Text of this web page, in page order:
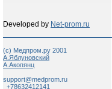
Developed by Net-prom.ru
(c) Медпром.ру 2001
А.Яблуновский
А.Акопянц
support@medprom.ru
+78632412141